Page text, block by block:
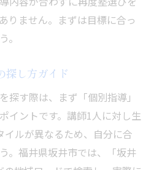
りません。まずは目標に合っ
。
探し方ガイド
探す際は、まず「個別指導」
イントです。講師1人に対し生
ルが異なるため、自分に合
。福井県坂井市では、「坂井